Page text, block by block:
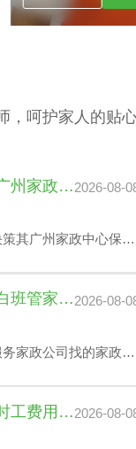
，呵护家人的贴
理解工作时间对广州家政中心保洁24小时价格表的潜在影响2026-08-
其广州家政中心保洁
增加，其广州家政中
会增加。
天河区家政公司白班管家价格：公司声誉引导的收费标准2026-08-
家政公司找的家政管
熨衣等日常事务，还
放学，让工作热情高
家政公司越秀小时工费用：业务专业技能真的影响吗？2026-08-